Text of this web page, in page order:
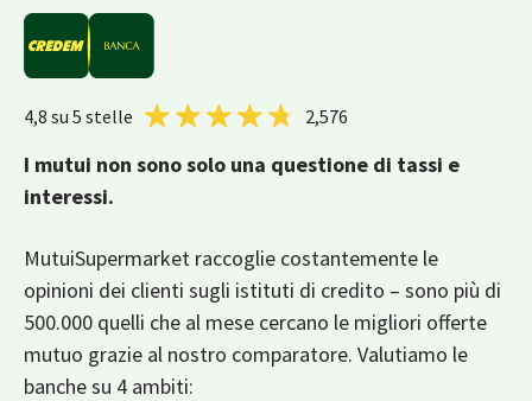
4,8 su 5 stelle 2,576
I mutui non sono solo una questione di tassi e
interessi.
MutuiSupermarket raccoglie costantemente le
opinioni dei clienti sugli istituti di credito – sono più di
500.000 quelli che al mese cercano le migliori offerte
mutuo grazie al nostro comparatore. Valutiamo le
banche su 4 ambiti: